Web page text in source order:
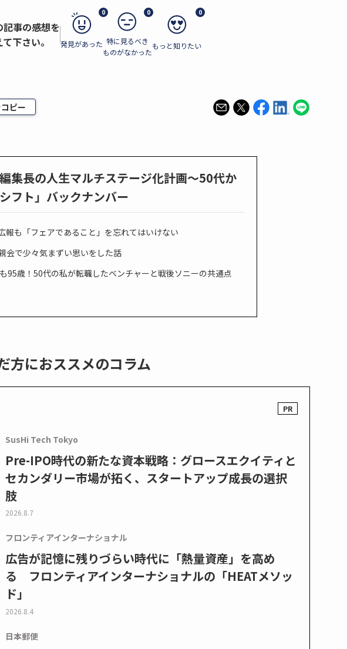
記事の感想を
下さい。
0
発見があった
0
特に見るべき
ものがなかった
0
もっと知りたい
ピー
編集長の人生マルチステージ化計画～50代か
フト」バックナンバー
報も「フェアであること」を忘れてはいけない
会で少々気まずい思いをした話
95歳！50代の私が転職したベンチャーと戦後ソニーの共通点
方におススメのコラム
SusHi Tech Tokyo
Pre-IPO時代の新たな資本戦略：グロースエクイティと
セカンダリー市場が拓く、スタートアップ成長の選択
肢
2026.8.7
フロンティアインターナショナル
広告が記憶に残りづらい時代に「熱量資産」を高め
る フロンティアインターナショナルの「HEATメソッ
ド」
2026.8.4
日本郵便